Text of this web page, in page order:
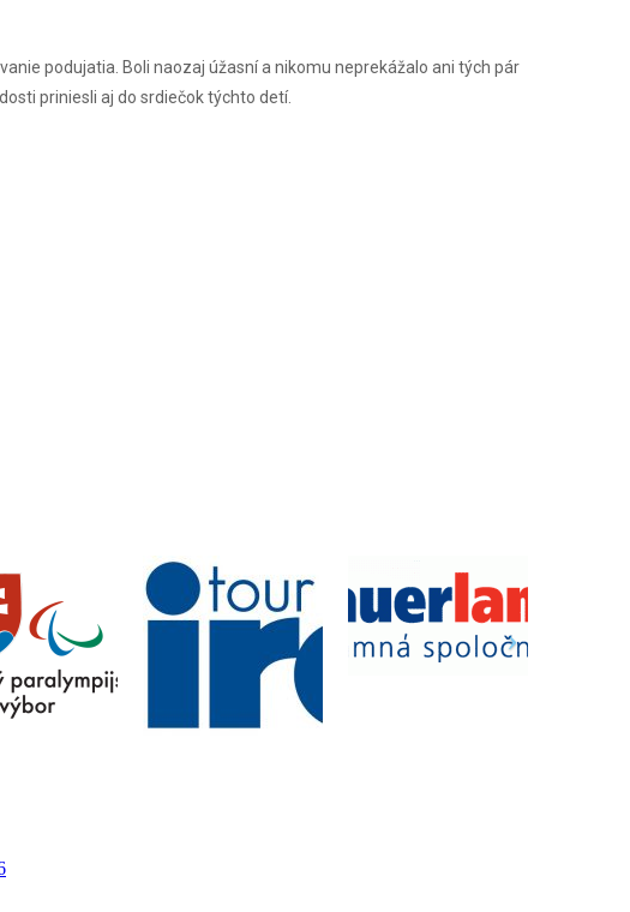
podujatia. Boli naozaj úžasní a nikomu neprekážalo ani tých pár
priniesli aj do srdiečok týchto detí.